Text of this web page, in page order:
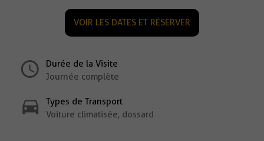
VOIR LES DATES ET RÉSERVER
Durée de la Visite
Journée complète
Types de Transport
Voiture climatisée, dossard